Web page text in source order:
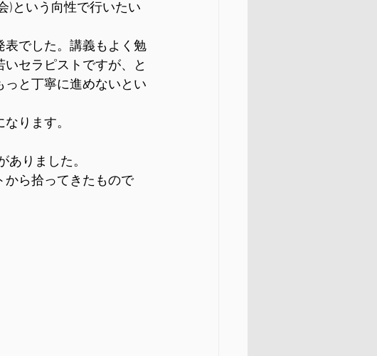
)という向性で行いたい
表でした。講義もよく勉
セラピストですが、と
と丁寧に進めないとい
ります。
りました。
から拾ってきたもので